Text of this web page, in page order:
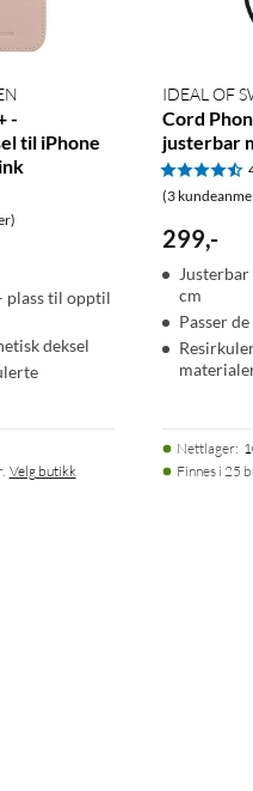
-
til iPhone
plass til opptil
deksel
Velg butikk
IDEAL OF
Cord
justerbar
(3
299,-
cm
Passer
Nettlager:
Finnes i 25